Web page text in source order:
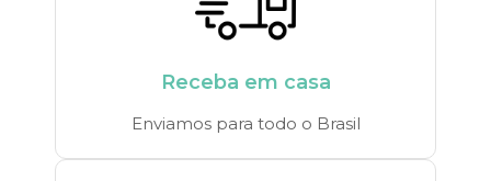
Receba em casa
Enviamos para todo o Brasil